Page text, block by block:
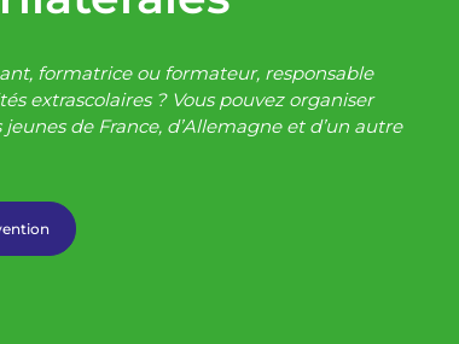
formatrice ou formateur, responsable
extrascolaires ? Vous pouvez organiser
de France, d’Allemagne et d’un autre